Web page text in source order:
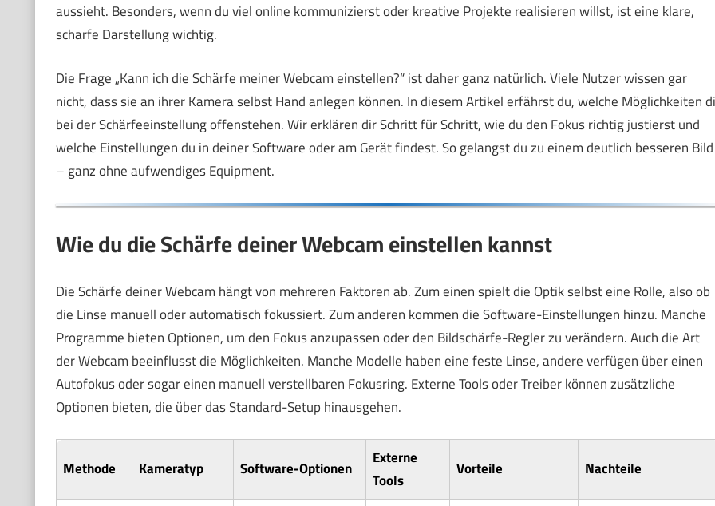
aussieht. Besonders, wenn du viel online kommunizierst oder kreative Projekte realisieren willst, ist eine klare,
scharfe Darstellung wichtig.
Die Frage „Kann ich die Schärfe meiner Webcam einstellen?“ ist daher ganz natürlich. Viele Nutzer wissen gar
nicht, dass sie an ihrer Kamera selbst Hand anlegen können. In diesem Artikel erfährst du, welche Möglichkeiten
bei der Schärfeeinstellung offenstehen. Wir erklären dir Schritt für Schritt, wie du den Fokus richtig justierst und
welche Einstellungen du in deiner Software oder am Gerät findest. So gelangst du zu einem deutlich besseren Bild
– ganz ohne aufwendiges Equipment.
Wie du die Schärfe deiner Webcam einstellen kannst
Die Schärfe deiner Webcam hängt von mehreren Faktoren ab. Zum einen spielt die Optik selbst eine Rolle, also ob
die Linse manuell oder automatisch fokussiert. Zum anderen kommen die Software-Einstellungen hinzu. Manche
Programme bieten Optionen, um den Fokus anzupassen oder den Bildschärfe-Regler zu verändern. Auch die Art
der Webcam beeinflusst die Möglichkeiten. Manche Modelle haben eine feste Linse, andere verfügen über einen
Autofokus oder sogar einen manuell verstellbaren Fokusring. Externe Tools oder Treiber können zusätzliche
Optionen bieten, die über das Standard-Setup hinausgehen.
Methode Kameratyp Software-Optionen
Externe
Tools
Vorteile Nachteile